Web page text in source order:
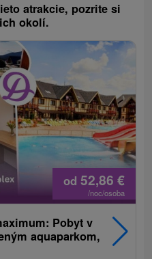
atrakcie, pozrite si
okolí.
od 52,86€
/noc/osoba
Pobyt v
aquaparkom,